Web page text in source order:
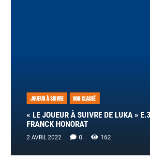
JOUEUR À SUIVRE NON CLASSÉ
« LE JOUEUR À SUIVRE DE LUKA »
FRANCK HONORAT
2 AVRIL 2022 0 162